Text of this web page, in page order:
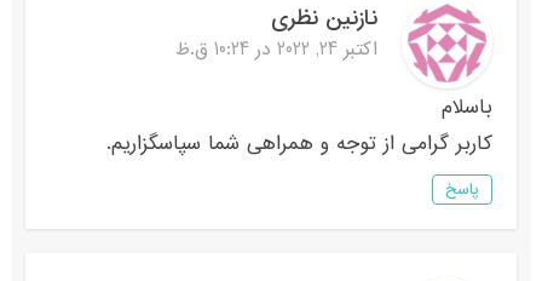
نازنین نظری
اکتبر 24, 2022 در 10:24 ق.ظ
باسلام
کاربر گرامی از توجه و همراهی شما سپاسگزاریم.
پاسخ